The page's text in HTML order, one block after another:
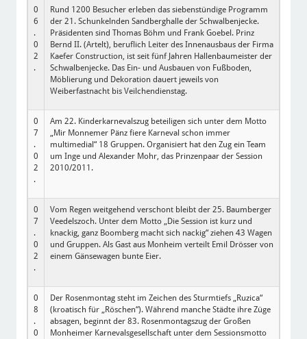
0
6
.
0
2
.
Rund 1200 Besucher erleben das siebenstündige Programm
der 21. Schunkelnden Sandberghalle der Schwalbenjecke.
Präsidenten sind Thomas Böhm und Frank Goebel. Prinz
Bernd II. (Artelt), beruflich Leiter des Innenausbaus der Firma
Kaefer Construction, ist seit fünf Jahren Hallenbaumeister der
Schwalbenjecke. Das Ein- und Ausbauen von Fußboden,
Möblierung und Dekoration dauert jeweils von
Weiberfastnacht bis Veilchendienstag.
0
7
.
0
2
.
Am 22. Kinderkarnevalszug beteiligen sich unter dem Motto
„Mir Monnemer Pänz fiere Karneval schon immer
multimedial“ 18 Gruppen. Organisiert hat den Zug ein Team
um Inge und Alexander Mohr, das Prinzenpaar der Session
2010/2011.
0
7
.
0
2
.
Vom Regen weitgehend verschont bleibt der 25. Baumberger
Veedelszoch. Unter dem Motto „Die Session ist kurz und
knackig, ganz Boomberg macht sich nackig“ ziehen 43 Wagen
und Gruppen. Als Gast aus Monheim verteilt Emil Drösser von
einem Gänsewagen bunte Eier.
0
8
.
0
Der Rosenmontag steht im Zeichen des Sturmtiefs „Ruzica“
(kroatisch für „Röschen“). Während manche Städte ihre Züge
absagen, beginnt der 83. Rosenmontagszug der Großen
Monheimer Karnevalsgesellschaft unter dem Sessionsmotto